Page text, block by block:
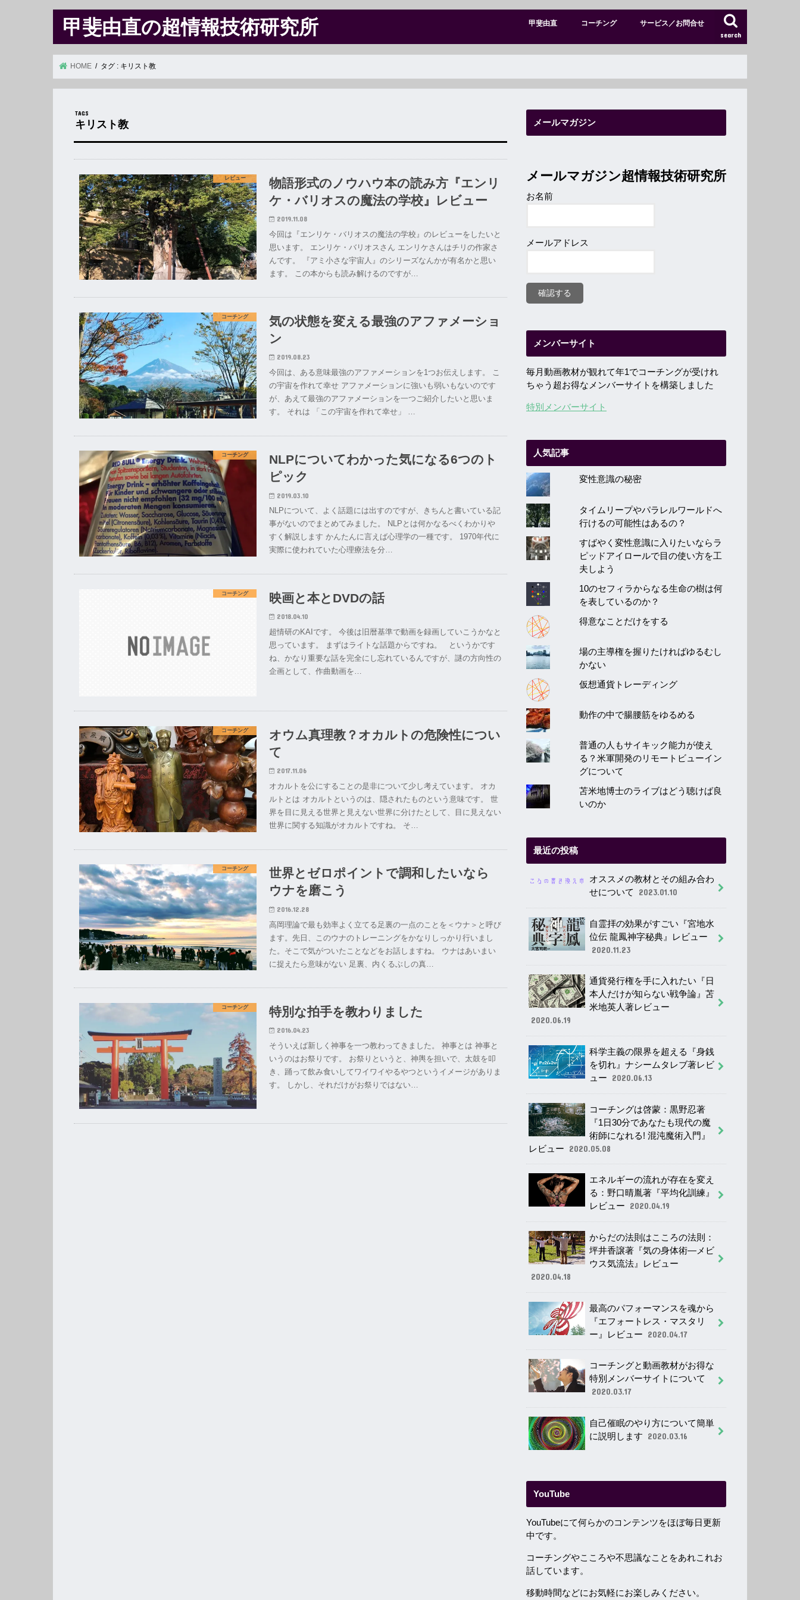
甲斐由直の超情報技術研究所 search
甲斐由直 コーチング
特別メンバーサイト
ショップ
サービス／お問合せ
HOME タグ : キリスト教
キリスト教
レビュー
物語形式のノウハウ本の読み方『エンリ
ケ・バリオスの魔法の学校』レビュー
2019.11.08
今回は『エンリケ・バリオスの魔法の学校』のレビューをしたいと
思います。 エンリケ・バリオスさん エンリケさんはチリの作家さ
んです。 『アミ小さな宇宙人』のシリーズなんかが有名かと思い
ます。 この本からも読み解けるのですが…
コーチング
気の状態を変える最強のアファメーショ
ン
2019.08.23
今回は、ある意味最強のアファメーションを1つお伝えします。 こ
の宇宙を作れて幸せ アファメーションに強いも弱いもないのです
が、あえて最強のアファメーションを一つご紹介したいと思いま
す。 それは 「この宇宙を作れて幸せ」 …
コーチング
NLPについてわかった気になる6つのト
ピック
2019.03.10
NLPについて、よく話題には出すのですが、きちんと書いている記
事がないのでまとめてみました。 NLPとは何かなるべくわかりや
すく解説します かんたんに言えば心理学の一種です。 1970年代に
実際に使われていた心理療法を分…
コーチング 映画と本とDVDの話
2018.04.10
超情研のKAIです。 今後は旧暦基準で動画を録画していこうかなと
思っています。 まずはライトな話題からですね。 というかです
ね、かなり重要な話を完全にし忘れているんですが、謎の方向性の
企画として、作曲動画を…
コーチング
オウム真理教？オカルトの危険性につい
て
2017.11.06
オカルトを公にすることの是非について少し考えています。 オカ
ルトとは オカルトというのは、隠されたものという意味です。 世
界を目に見える世界と見えない世界に分けたとして、目に見えない
世界に関する知識がオカルトですね。 そ…
コーチング
世界とゼロポイントで調和したいなら
ウナを磨こう
2016.12.28
高岡理論で最も効率よく立てる足裏の一点のことを＜ウナ＞と呼び
ます。先日、このウナのトレーニングをかなりしっかり行いまし
た。そこで気がついたことなどをお話しますね。 ウナはあいまい
に捉えたら意味がない 足裏、内くるぶしの真…
コーチング 特別な拍手を教わりました
2016.04.23
そういえば新しく神事を一つ教わってきました。 神事とは 神事と
いうのはお祭りです。 お祭りというと、神輿を担いで、太鼓を叩
き、踊って飲み食いしてワイワイやるやつというイメージがありま
す。 しかし、それだけがお祭りではない…
メールマガジン
メールマガジン超情報技術研究所
お名前
メールアドレス
メンバーサイト
毎月動画教材が観れて年1でコーチングが受けれ
ちゃう超お得なメンバーサイトを構築しました
特別メンバーサイト
人気記事
変性意識の秘密
タイムリープやパラレルワールドへ
行けるの可能性はあるの？
すばやく変性意識に入りたいならラ
ピッドアイロールで目の使い方を工
夫しよう
10のセフィラからなる生命の樹は何
を表しているのか？
得意なことだけをする
場の主導権を握りたければゆるむし
かない
仮想通貨トレーディング
動作の中で腸腰筋をゆるめる
普通の人もサイキック能力が使え
る？米軍開発のリモートビューイン
グについて
苫米地博士のライブはどう聴けば良
いのか
最近の投稿
オススメの教材とその組み合わ
せについて
2023.01.10
自霊拝の効果がすごい『宮地水
位伝 龍鳳神字秘典』レビュー
2020.11.23
通貨発行権を手に入れたい『日
本人だけが知らない戦争論』苫
米地英人著レビュー
2020.06.19
科学主義の限界を超える『身銭
を切れ』ナシームタレブ著レビ
ュー
2020.06.13
コーチングは啓蒙：黒野忍著
『1日30分であなたも現代の魔
術師になれる! 混沌魔術入門』
レビュー
2020.05.08
エネルギーの流れが存在を変え
る：野口晴胤著『平均化訓練』
レビュー
2020.04.19
からだの法則はこころの法則：
坪井香譲著『気の身体術―メビ
ウス気流法』レビュー
2020.04.18
最高のパフォーマンスを魂から
『エフォートレス・マスタリ
ー』レビュー
2020.04.17
コーチングと動画教材がお得な
特別メンバーサイトについて
2020.03.17
自己催眠のやり方について簡単
に説明します
2020.03.16
YouTube
YouTubeにて何らかのコンテンツをほぼ毎日更新
中です。
コーチングやこころや不思議なことをあれこれお
話しています。
移動時間などにお気軽にお楽しみください。